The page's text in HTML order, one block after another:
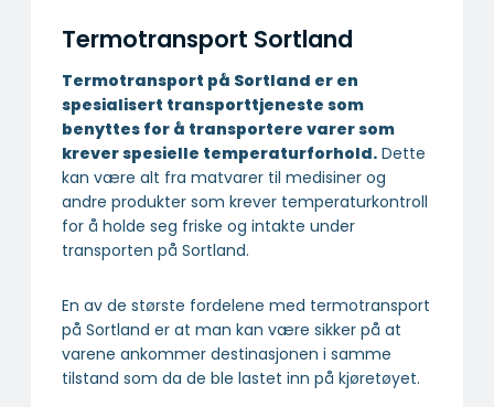
Termotransport Sortland
Termotransport på Sortland er en
spesialisert transport­tjeneste som
benyttes for å transportere varer som
krever spesielle temperatur­forhold. Dette
kan være alt fra matvarer til medisiner og
andre produkter som krever temperaturkontroll
for å holde seg friske og intakte under
transporten på Sortland.
En av de største fordelene med termotransport
på Sortland er at man kan være sikker på at
varene ankommer destinasjonen i samme
tilstand som da de ble lastet inn på kjøretøyet.